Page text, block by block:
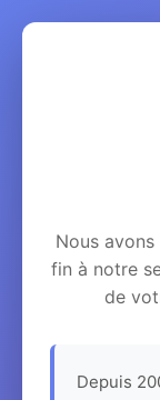
Nous
fin à notre
de
Depuis